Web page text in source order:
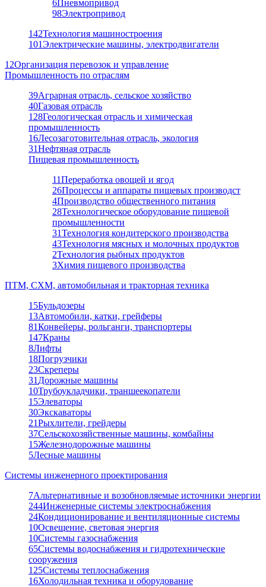
6Пневмопривод
98Электропривод
142Технология машиностроения
101Электрические машины, электродвигатели
12Организация перевозок и управление
Промышленность по отраслям
39Аграрная отрасль, сельское хозяйство
40Газовая отрасль
128Геологическая отрасль и химическая
промышленность
16Лесозаготовительная отрасль, экология
31Нефтяная отрасль
Пищевая промышленность
11Переработка овощей и ягод
26Процессы и аппараты пищевых производст
4Производство общественного питания
28Технологическое оборудование пищевой
промышленности
31Технология кондитерского производства
43Технология мясных и молочных продуктов
2Технология рыбных продуктов
3Химия пищевого производства
ПТМ, СХМ, автомобильная и тракторная техника
15Бульдозеры
13Автомобили, катки, грейферы
81Конвейеры, рольганги, транспортеры
147Краны
8Лифты
18Погрузчики
23Скреперы
31 Дорожные машины
10Трубоукладчики, траншеекопатели
15Элеваторы
30Экскаваторы
21Рыхлители, грейдеры
37Сельскохозяйственные машины, комбайны
15Железнодорожные машины
5Лесные машины
Системы инженерного проектирования
7Альтернативные и возобновляемые источники энергии
244Инженерные системы электроснабжения
24Кондиционирование и вентиляционные системы
10Освещение, световая энергия
10Системы газоснабжения
65Системы водоснабжения и гидротехнические
сооружения
125Системы теплоснабжения
16Холодильная техника и оборудование